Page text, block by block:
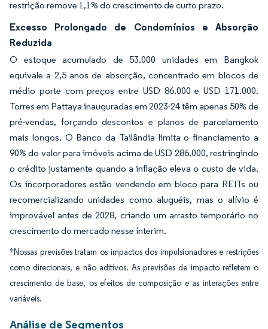
restrição remove 1,1% do crescimento de curto prazo.
Excesso Prolongado de Condomínios e Absorção
Reduzida
O estoque acumulado de 53.000 unidades em Bangkok
equivale a 2,5 anos de absorção, concentrado em blocos de
médio porte com preços entre USD 86.000 e USD 171.000.
Torres em Pattaya inauguradas em 2023-24 têm apenas 50% de
pré-vendas, forçando descontos e planos de parcelamento
mais longos. O Banco da Tailândia limita o financiamento a
90% do valor para imóveis acima de USD 286.000, restringindo
o crédito justamente quando a inflação eleva o custo de vida.
Os incorporadores estão vendendo em bloco para REITs ou
recomercializando unidades como aluguéis, mas o alívio é
improvável antes de 2028, criando um arrasto temporário no
crescimento do mercado nesse ínterim.
*Nossas previsões tratam os impactos dos impulsionadores e restrições
como direcionais, e não aditivos. As previsões de impacto refletem o
crescimento de base, os efeitos de composição e as interações entre
variáveis.
Análise de Segmentos